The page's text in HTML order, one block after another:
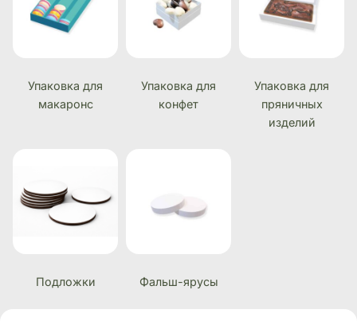
Упаковка для
макаронс
Упаковка для
конфет
Упаковка для
пряничных
изделий
Подложки Фальш-ярусы